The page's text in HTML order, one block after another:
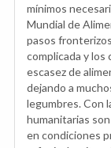
mínimos
Mundial de
pasos
complicada y
escasez de
dejando a
legumbres. Con
humanitarias
en condiciones